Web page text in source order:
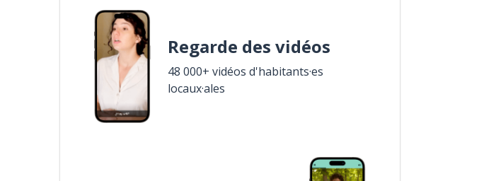
Regarde des vidéos
48 000+ vidéos d'habitants·es
locaux·ales